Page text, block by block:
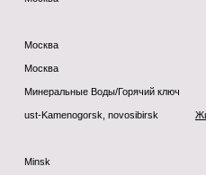
Москва
Москва
Минеральные Воды/Горячий ключ
ust-Kamenogorsk, novosibirsk
Minsk